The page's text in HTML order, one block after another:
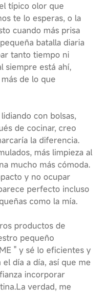
típico olor que
te lo esperas, o la
cuando más prisa
batalla diaria
tanto tiempo ni
siempre está ahí,
de lo que
con bolsas,
de cocinar, creo
la diferencia.
más limpieza al
mucho más cómoda.
y no ocupar
perfecto incluso
como la mía.
productos de
pequeño
" y sé lo eficientes y
día a día, así que me
incorporar
verdad, me